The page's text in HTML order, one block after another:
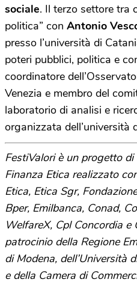
sociale. Il terzo settore tra
politica” con Antonio
presso l’università di
poteri pubblici, politica e
coordinatore
Venezia e membro del
laboratorio di analisi e
organizzata dell’università
FestiValori è un progetto
Finanza Etica realizzato
Etica, Etica Sgr,
Bper, Emilbanca, Conad,
WelfareX, Cpl Concordia e
patrocinio della Regione
di Modena, dell’Università
e della Camera di